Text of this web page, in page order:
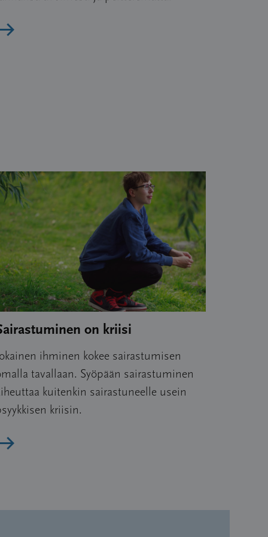
Lue artikkeli
on kriisi
ihminen kokee sairastumisen
tavallaan. Syöpään sairastuminen
kuitenkin sairastuneelle usein
kriisin.
Lue artikkeli